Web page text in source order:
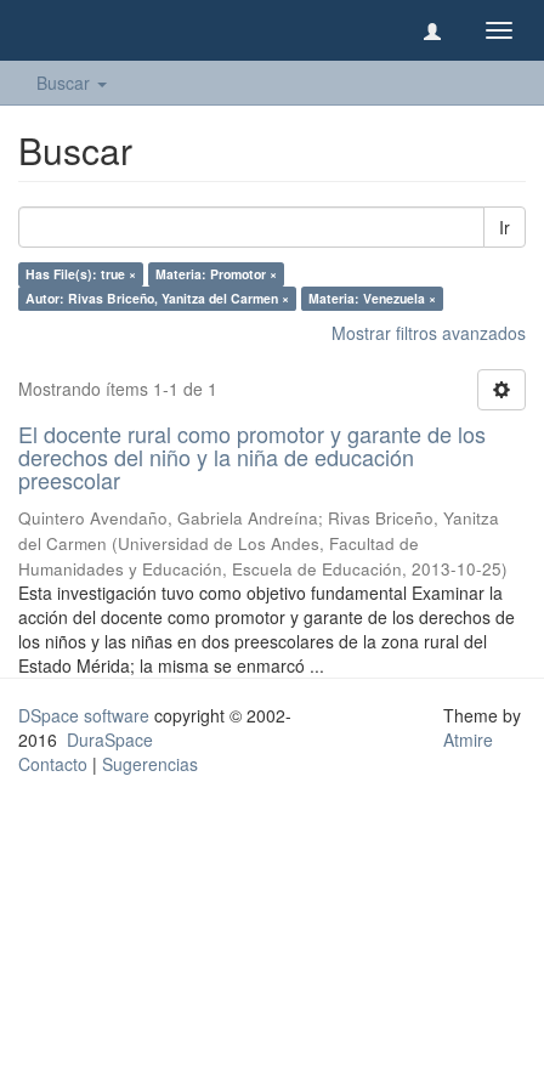
Buscar
Buscar
Ir
Has File(s): true ×
Materia: Promotor ×
Autor: Rivas Briceño, Yanitza del Carmen ×
Materia: Venezuela ×
Mostrar filtros avanzados
Mostrando ítems 1-1 de 1
El docente rural como promotor y garante de los
derechos del niño y la niña de educación
preescolar
Quintero Avendaño, Gabriela Andreína; Rivas Briceño, Yanitza
del Carmen (Universidad de Los Andes, Facultad de
Humanidades y Educación, Escuela de Educación, 2013-10-25)
Esta investigación tuvo como objetivo fundamental Examinar la
acción del docente como promotor y garante de los derechos de
los niños y las niñas en dos preescolares de la zona rural del
Estado Mérida; la misma se enmarcó ...
DSpace software copyright © 2002-
2016 DuraSpace
Contacto | Sugerencias
Theme by
Atmire